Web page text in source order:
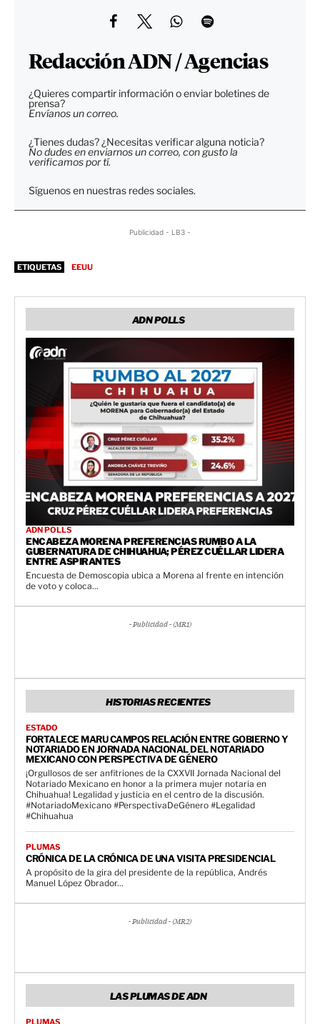
Redacción ADN / Agencias
¿Quieres compartir información o enviar boletines de
prensa?
Envíanos un correo.
¿Tienes dudas? ¿Necesitas verificar alguna noticia?
No dudes en enviarnos un correo, con gusto la
verificamos por tí.
Síguenos en nuestras redes sociales.
Publicidad - LB3 -
ETIQUETAS EEUU
ADN POLLS
ADN POLLS
ENCABEZA MORENA PREFERENCIAS RUMBO A LA
GUBERNATURA DE CHIHUAHUA; PÉREZ CUÉLLAR LIDERA
ENTRE ASPIRANTES
Encuesta de Demoscopia ubica a Morena al frente en intención
de voto y coloca...
- Publicidad - (MR1)
HISTORIAS RECIENTES
ESTADO
FORTALECE MARU CAMPOS RELACIÓN ENTRE GOBIERNO Y
NOTARIADO EN JORNADA NACIONAL DEL NOTARIADO
MEXICANO CON PERSPECTIVA DE GÉNERO
¡Orgullosos de ser anfitriones de la CXXVII Jornada Nacional del
Notariado Mexicano en honor a la primera mujer notaria en
Chihuahua! Legalidad y justicia en el centro de la discusión.
#NotariadoMexicano #PerspectivaDeGénero #Legalidad
#Chihuahua
PLUMAS
CRÓNICA DE LA CRÓNICA DE UNA VISITA PRESIDENCIAL
A propósito de la gira del presidente de la república, Andrés
Manuel López Obrador...
- Publicidad - (MR2)
LAS PLUMAS DE ADN
PLUMAS